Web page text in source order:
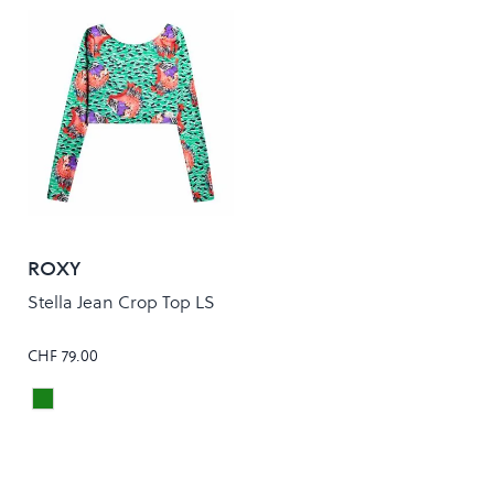
ROXY
Stella Jean Crop Top LS
CHF 79.00
Colour
Holy Green Melie